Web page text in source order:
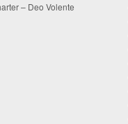
– Deo Volente